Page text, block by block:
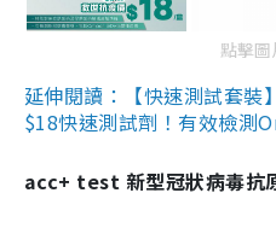
點擊
延伸閱讀：【快速測試套裝
$18快速測試劑！有效檢測
acc+ test 新型冠狀病毒抗